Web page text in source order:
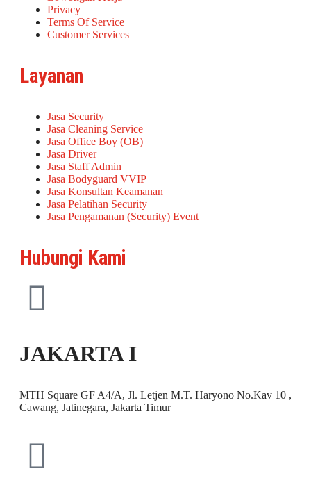
Privacy
Terms Of Service
Customer Services
Layanan
Jasa Security
Jasa Cleaning Service
Jasa Office Boy (OB)
Jasa Driver
Jasa Staff Admin
Jasa Bodyguard VVIP
Jasa Konsultan Keamanan
Jasa Pelatihan Security
Jasa Pengamanan (Security) Event
Hubungi Kami
JAKARTA I
MTH Square GF A4/A, Jl. Letjen M.T. Haryono No.Kav 10 ,
Cawang, Jatinegara, Jakarta Timur